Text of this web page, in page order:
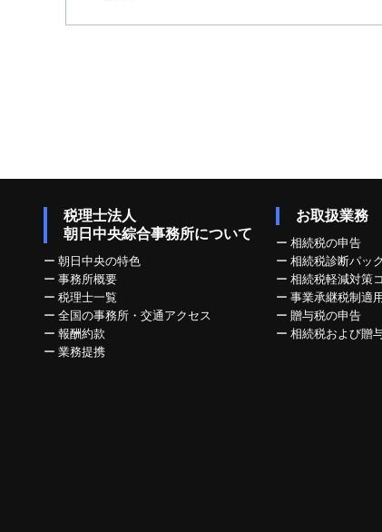
税理士法人
朝日中央綜合事務所について
ー 朝日中央の特色
ー 事務所概要
ー 税理士一覧
ー 全国の事務所・交通アクセス
ー 報酬約款
ー 業務提携
お取扱業務
ー 相続税の申告
ー 相続税診断パック
ー 相続税軽減対策
ー 事業承継税制適
ー 贈与税の申告
ー 相続税および贈